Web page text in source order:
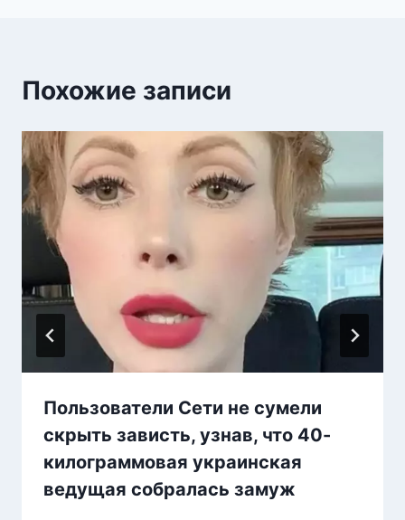
Похожие записи
Пользователи Сети не сумели
скрыть зависть, узнав, что 40-
килограммовая украинская
ведущая собралась замуж